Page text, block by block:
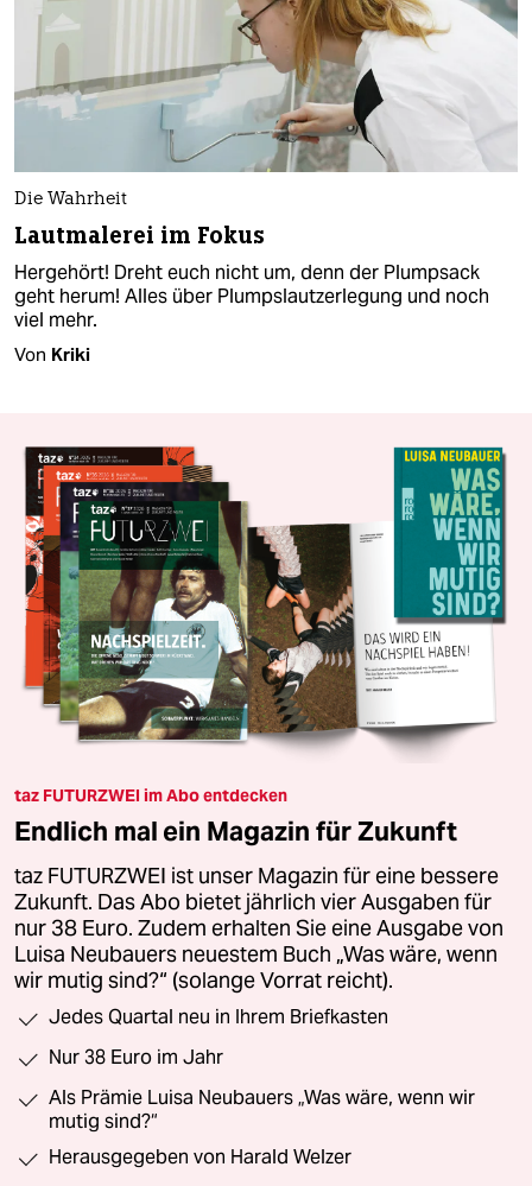
Die Wahrheit
Lautmalerei im Fokus
Hergehört! Dreht euch nicht um, denn der Plumpsack
geht herum! Alles über Plumpslautzerlegung und noch
viel mehr.
Von Kriki
taz FUTURZWEI im Abo entdecken
Endlich mal ein Magazin für Zukunft
taz FUTURZWEI ist unser Magazin für eine bessere
Zukunft. Das Abo bietet jährlich vier Ausgaben für
nur 38 Euro. Zudem erhalten Sie eine Ausgabe von
Luisa Neubauers neuestem Buch „Was wäre, wenn
wir mutig sind?“ (solange Vorrat reicht).
Jedes Quartal neu in Ihrem Briefkasten
Nur 38 Euro im Jahr
Als Prämie Luisa Neubauers „Was wäre, wenn wir
mutig sind?“
Herausgegeben von Harald Welzer